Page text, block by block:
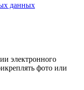
данных
электронного
фото или